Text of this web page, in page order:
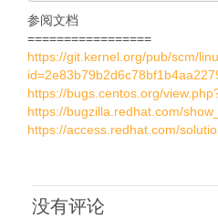
参阅文档
=================
https://git.kernel.org/pub/scm/
https://bugs.centos.org/
https://bugzilla.redhat.com/
https://access.redhat.com/
没有评论